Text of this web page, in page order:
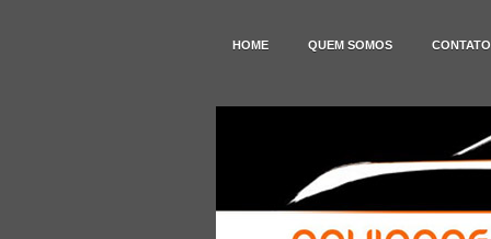
HOME QUEM SOMOS CONTATO